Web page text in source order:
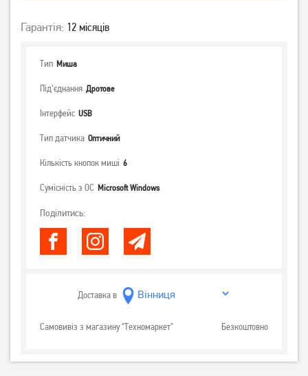
Гарантія: 12 місяців
Тип Миша
Під'єднання Дротове
Інтерфейс USB
Тип датчика Оптичний
Кількість кнопок миші 6
Сумісність з ОС Microsoft Windows
Поділитись:
Доставка в
Самовивіз з магазину "Техномаркет" Безкоштовно